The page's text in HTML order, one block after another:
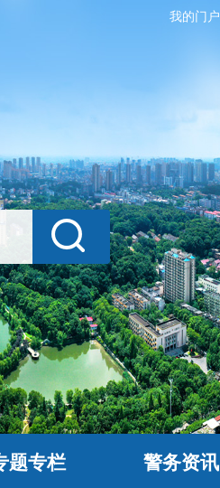
我的门户
题专栏 警务资讯